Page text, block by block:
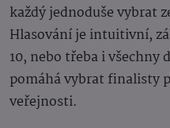
každý jednoduše vybrat
Hlasování je intuitivní,
10, nebo třeba i všechny
pomáhá vybrat finalisty
veřejnosti.